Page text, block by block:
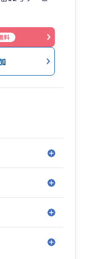
ないのはな
きたい
関わらず、事
力でサポート
た！
独立した専用
いたしました
ご相談いただけ
のご相談や、
のようなこと
ス提供も変わ
お客様にも今ま
。
料